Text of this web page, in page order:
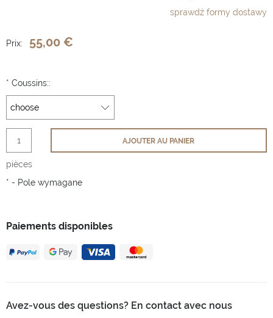
sprawdź formy dostawy
Paiements disponibles
Avez-vous des questions? En contact avec nous
Prix: 55,00 €
* Coussins::
pièces
AJOUTER AU PANIER
* - Pole wymagane